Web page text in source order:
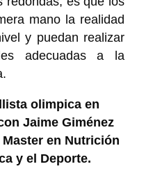
mano la realidad
y puedan realizar
adecuadas a la
olimpica en
Jaime Giménez
en Nutrición
y el Deporte.